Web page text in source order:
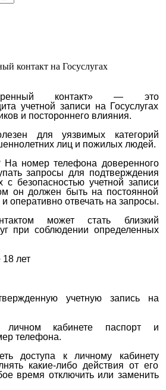
контакт на Госуслугах
контакт» — это
учетной записи на Госуслугах
и постороннего влияния.
для уязвимых категорий
лиц и пожилых людей.
На номер телефона доверенного
запросы для подтверждения
с безопасностью учетной записи
он должен быть на постоянной
оперативно отвечать на запросы.
может стать близкий
при соблюдении определенных
18 лет
учетную запись на
личном кабинете паспорт и
телефона.
доступа к личному кабинету
какие-либо действия от его
время отключить или заменить